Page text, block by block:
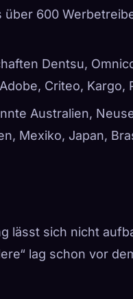
600
Dentsu,
Criteo, Kargo,
Australien,
Mexiko, Japan,
lässt sich nicht
lag schon vor